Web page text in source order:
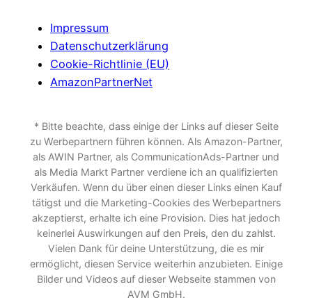
Impressum
Datenschutzerklärung
Cookie-Richtlinie (EU)
AmazonPartnerNet
* Bitte beachte, dass einige der Links auf dieser Seite
zu Werbepartnern führen können. Als Amazon-Partner,
als AWIN Partner, als CommunicationAds-Partner und
als Media Markt Partner verdiene ich an qualifizierten
Verkäufen. Wenn du über einen dieser Links einen Kauf
tätigst und die Marketing-Cookies des Werbepartners
akzeptierst, erhalte ich eine Provision. Dies hat jedoch
keinerlei Auswirkungen auf den Preis, den du zahlst.
Vielen Dank für deine Unterstützung, die es mir
ermöglicht, diesen Service weiterhin anzubieten. Einige
Bilder und Videos auf dieser Webseite stammen von
AVM GmbH.